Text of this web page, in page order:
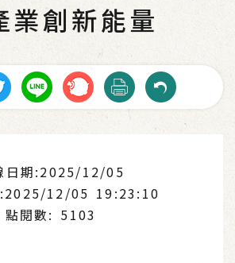
業創新能量
日期:2025/12/05
:2025/12/05 19:23:10
點閱數: 5103